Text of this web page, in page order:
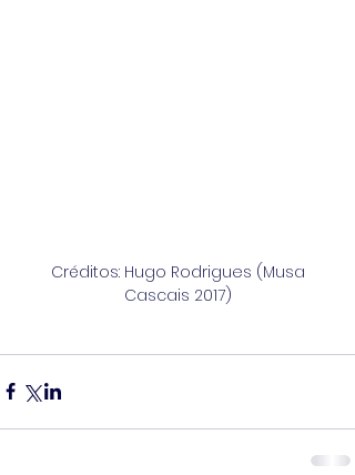
Cascais 2017)